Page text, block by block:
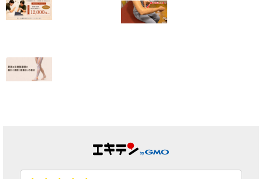
の内側の痛みが和
らいだ20代女性
2025年度日本代
表・平野夏海選手
【終了しました】
院名変更記念・初
回施術キャンペー